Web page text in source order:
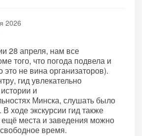
2026
28 апреля, нам все
того, что погода подвела и
не вина организаторов).
гид увлекательно
и
Минска, слушать было
ходе экскурсии гид также
ещё места и заведения можно
время.